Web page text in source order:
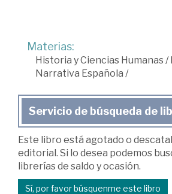
Materias:
Historia y Ciencias Humanas/
Narrativa Española /
Servicio de búsqueda de
Este libro está agotado o
editorial. Si lo desea podemos
librerías de saldo y ocasión.
Sí, por favor búsquenme este libro